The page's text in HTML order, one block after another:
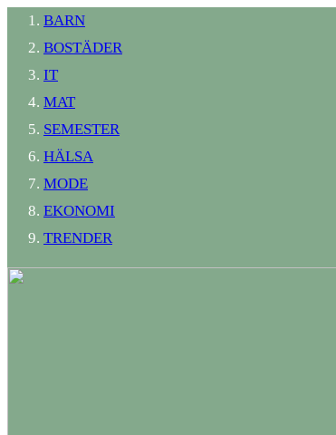
BARN
BOSTÄDER
IT
MAT
SEMESTER
HÄLSA
MODE
EKONOMI
TRENDER